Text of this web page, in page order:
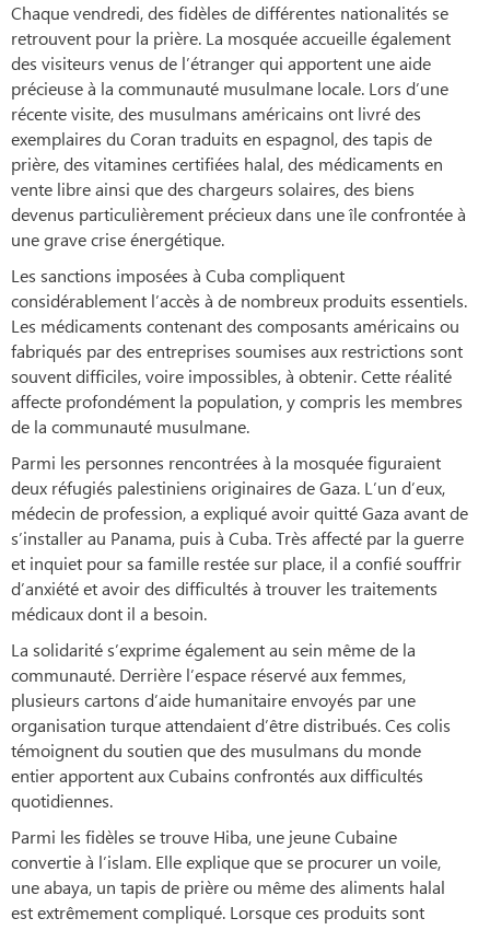
Chaque vendredi, des fidèles de différentes nationalités se
retrouvent pour la prière. La mosquée accueille également
des visiteurs venus de l’étranger qui apportent une aide
précieuse à la communauté musulmane locale. Lors d’une
récente visite, des musulmans américains ont livré des
exemplaires du Coran traduits en espagnol, des tapis de
prière, des vitamines certifiées halal, des médicaments en
vente libre ainsi que des chargeurs solaires, des biens
devenus particulièrement précieux dans une île confrontée à
une grave crise énergétique.
Les sanctions imposées à Cuba compliquent
considérablement l’accès à de nombreux produits essentiels.
Les médicaments contenant des composants américains ou
fabriqués par des entreprises soumises aux restrictions sont
souvent difficiles, voire impossibles, à obtenir. Cette réalité
affecte profondément la population, y compris les membres
de la communauté musulmane.
Parmi les personnes rencontrées à la mosquée figuraient
deux réfugiés palestiniens originaires de Gaza. L’un d’eux,
médecin de profession, a expliqué avoir quitté Gaza avant de
s’installer au Panama, puis à Cuba. Très affecté par la guerre
et inquiet pour sa famille restée sur place, il a confié souffrir
d’anxiété et avoir des difficultés à trouver les traitements
médicaux dont il a besoin.
La solidarité s’exprime également au sein même de la
communauté. Derrière l’espace réservé aux femmes,
plusieurs cartons d’aide humanitaire envoyés par une
organisation turque attendaient d’être distribués. Ces colis
témoignent du soutien que des musulmans du monde
entier apportent aux Cubains confrontés aux difficultés
quotidiennes.
Parmi les fidèles se trouve Hiba, une jeune Cubaine
convertie à l’islam. Elle explique que se procurer un voile,
une abaya, un tapis de prière ou même des aliments halal
est extrêmement compliqué. Lorsque ces produits sont